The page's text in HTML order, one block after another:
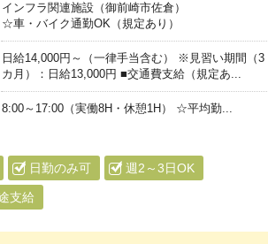
インフラ関連施設（御前崎市佐倉）
☆車・バイク通勤OK（規定あり）
日給14,000円～（一律手当含む） ※見習い期間（3
カ月）：日給13,000円 ■交通費支給（規定あ...
8:00～17:00（実働8H・休憩1H） ☆平均勤...
日勤のみ可 週2～3日OK
支給